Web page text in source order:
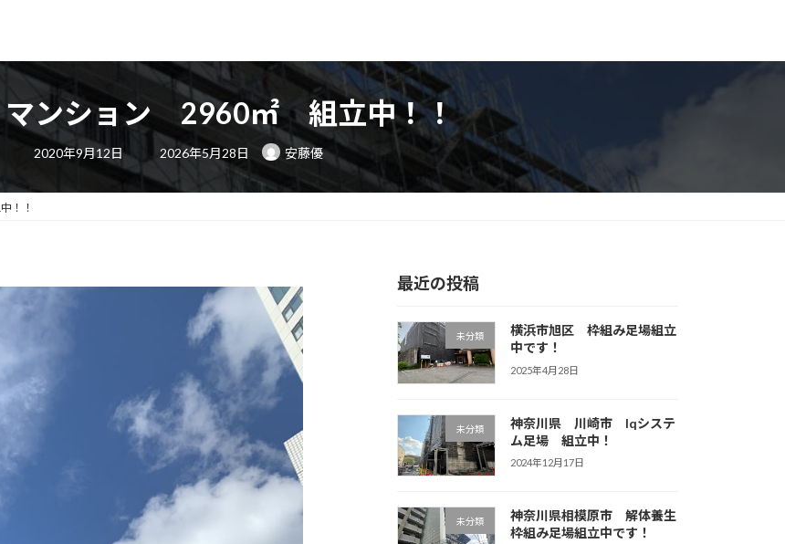
ンション 2960㎡ 組立中！！
2020年9月12日
最
終
新
日
2026年5月28日 安藤優
！！
最近の投稿
未分類
横浜市旭区 枠組み足場組立
中です！
2025年4月28日
未分類
神奈川県 川崎市 Iqシステ
ム足場 組立中！
2024年12月17日
未分類
神奈川県相模原市 解体養生
枠組み足場組立中です！